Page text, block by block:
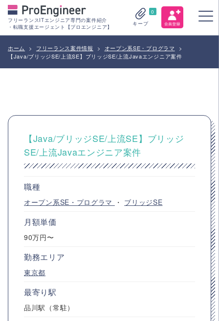
フリーランスITエンジニア専門の案件紹介
・転職支援エージェント【プロエンジニア】
0
キープ
ホーム > フリーランス案件情報 > オープン系SE・プログラマ
>
【Java/ブリッジSE/上流SE】ブリッジSE/上流Javaエンジニア案件
【Java/ブリッジSE/上流SE】ブリッジ
SE/上流Javaエンジニア案件
職種
オープン系SE・プログラマ ・ ブリッジSE
月額単価
90万円〜
勤務エリア
東京都
最寄り駅
品川駅（常駐）